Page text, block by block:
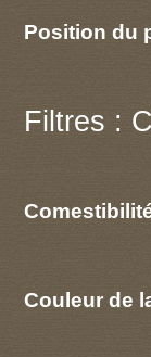
Position du
Filtres :
Couleur de